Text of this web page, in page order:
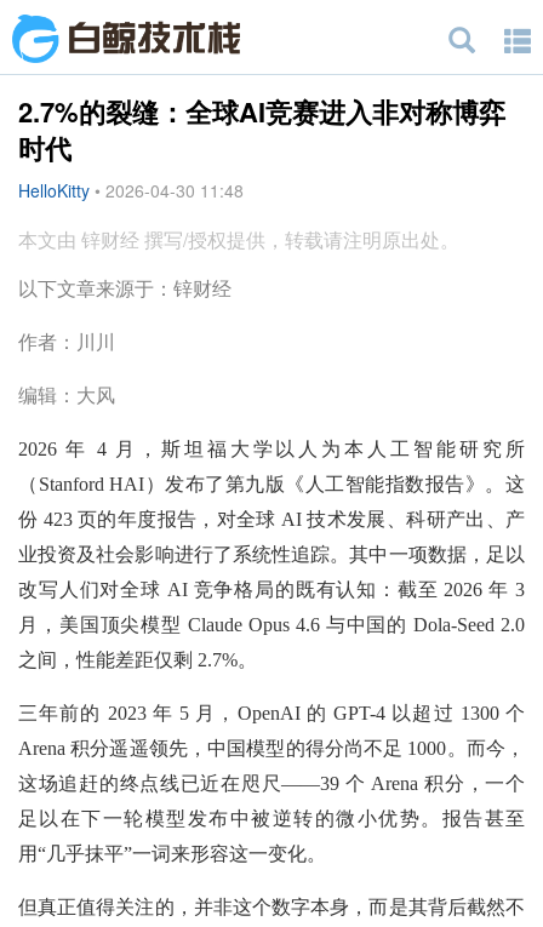
2.7%的裂缝：全球AI竞赛进入非对称博弈
时代
HelloKitty • 2026-04-30 11:48
本文由 锌财经 撰写/授权提供，转载请注明原出处。
以下文章来源于：锌财经
作者：川川
编辑：大风
2026 年 4 月，斯坦福大学以人为本人工智能研究所
（Stanford HAI）发布了第九版《人工智能指数报告》。这
份 423 页的年度报告，对全球 AI 技术发展、科研产出、产
业投资及社会影响进行了系统性追踪。其中一项数据，足以
改写人们对全球 AI 竞争格局的既有认知：截至 2026 年 3
月，美国顶尖模型 Claude Opus 4.6 与中国的 Dola-Seed 2.0
之间，性能差距仅剩 2.7%。
三年前的 2023 年 5 月，OpenAI 的 GPT-4 以超过 1300 个
Arena 积分遥遥领先，中国模型的得分尚不足 1000。而今，
这场追赶的终点线已近在咫尺——39 个 Arena 积分，一个
足以在下一轮模型发布中被逆转的微小优势。报告甚至
用“几乎抹平”一词来形容这一变化。
但真正值得关注的，并非这个数字本身，而是其背后截然不